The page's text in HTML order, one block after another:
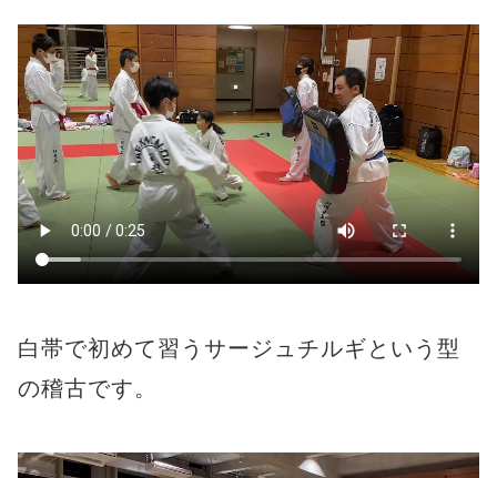
白帯で初めて習うサージュチルギという型
の稽古です。